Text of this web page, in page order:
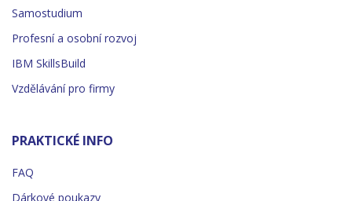
Samostudium
Profesní a osobní rozvoj
IBM SkillsBuild
Vzdělávání pro firmy
PRAKTICKÉ INFO
FAQ
Dárkové poukazy